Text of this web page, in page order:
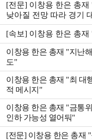
[전문] 이창용 한은 총
낮아질 전망 따라 경기
[속보] 이창용 한은 총
이창용 한은 총재 "지난
도"
이창용 한은 총재 "최 대
적 메시지"
이창용 한은 총재 "금통
인하 가능성 열어둬"
[전문] 이창용 한은 총재